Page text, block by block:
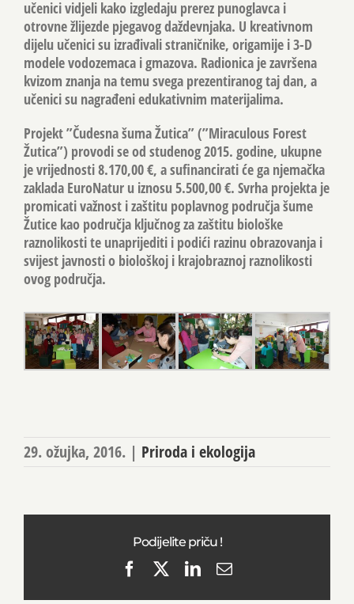
učenici vidjeli kako izgledaju prerez punoglavca i
otrovne žlijezde pjegavog daždevnjaka. U kreativnom
dijelu učenici su izrađivali straničnike, origamije i 3-D
modele vodozemaca i gmazova. Radionica je završena
kvizom znanja na temu svega prezentiranog taj dan, a
učenici su nagrađeni edukativnim materijalima.
Projekt ”Čudesna šuma Žutica” (”Miraculous Forest
Žutica”) provodi se od studenog 2015. godine, ukupne
je vrijednosti 8.170,00 €, a sufinancirati će ga njemačka
zaklada EuroNatur u iznosu 5.500,00 €. Svrha projekta je
promicati važnost i zaštitu poplavnog područja šume
Žutice kao područja ključnog za zaštitu biološke
raznolikosti te unaprijediti i podići razinu obrazovanja i
svijest javnosti o biološkoj i krajobraznoj raznolikosti
ovog područja.
29. ožujka, 2016. | Priroda i ekologija
Podijelite priču !
FacebookLinkedIn
Email